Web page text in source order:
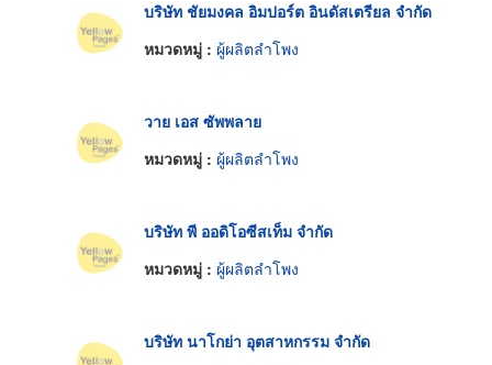
บริษัท ชัยมงคล อิมปอร์ต อินดัสเตรียล จำกัด
หมวดหมู่ : ผู้ผลิตลำโพง
วาย เอส ซัพพลาย
หมวดหมู่ : ผู้ผลิตลำโพง
บริษัท พี ออดิโอซีสเท็ม จำกัด
หมวดหมู่ : ผู้ผลิตลำโพง
บริษัท นาโกย่า อุตสาหกรรม จำกัด